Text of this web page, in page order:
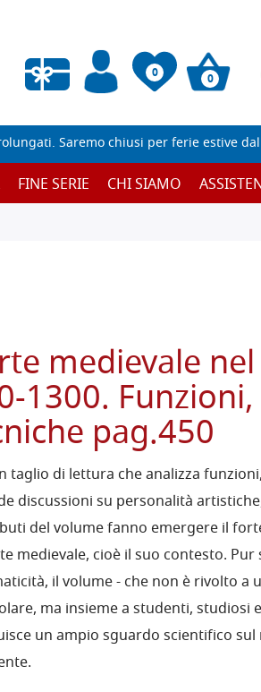
0
vuota
0
Saremo chiusi per ferie estive dal
FINE SERIE CHI SIAMO
medievale
1300.
pag.450
taglio di lettura che analizza
discussioni su personalità
del volume fanno emergere il
medievale, cioè il suo contesto.
il volume - che non è rivolto a
ma insieme a studenti, studiosi
un ampio sguardo scientifico